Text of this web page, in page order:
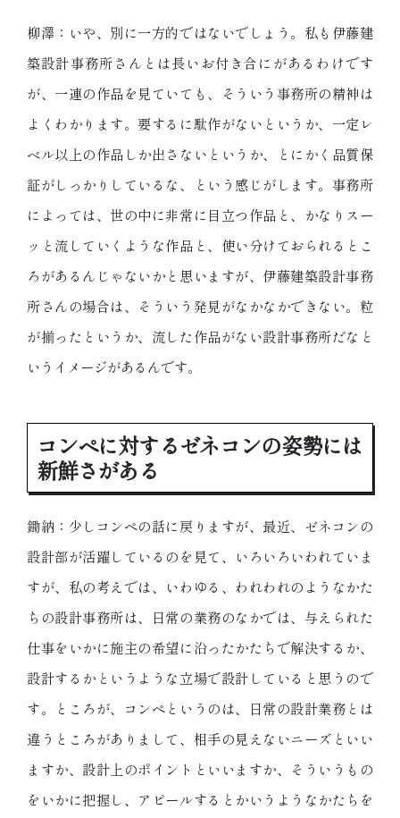
柳澤：いや、別に一方的ではないでしょう。私も伊藤建
築設計事務所さんとは長いお付き合にがあるわけです
が、一連の作品を見ていても、そういう事務所の精神は
よくわかります。要するに駄作がないというか、一定レ
ベル以上の作品しか出さないというか、とにかく品質保
証がしっかりしているな、という感じがします。事務所
によっては、世の中に非常に目立つ作品と、かなりスー
ッと流していくような作品と、使い分けておられるとこ
ろがあるんじゃないかと思いますが、伊藤建築設計事務
所さんの場合は、そういう発見がなかなかできない。粒
が揃ったというか、流した作品がない設計事務所だなと
いうイメージがあるんです。
コンペに対するゼネコンの姿勢には
新鮮さがある
鋤納：少しコンペの話に戻りますが、最近、ゼネコンの
設計部が活躍しているのを見て、いろいろいわれていま
すが、私の考えでは、いわゆる、われわれのようなかた
ちの設計事務所は、日常の業務のなかでは、与えられた
仕事をいかに施主の希望に沿ったかたちで解決するか、
設計するかというような立場で設計していると思うので
す。ところが、コンペというのは、日常の設計業務とは
違うところがありまして、相手の見えないニーズといい
ますか、設計上のポイントといいますか、そういうもの
をいかに把握し、アピールするとかいうようなかたちを